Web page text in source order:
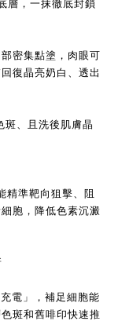
層，一抹徹底封鎖
密集點塗，肉眼可
復晶亮奶白、透出
斑、且洗後肌膚晶
準靶向狙擊、阻
胞，降低色素沉澱
電」，補足細胞能
斑和舊啡印快速推